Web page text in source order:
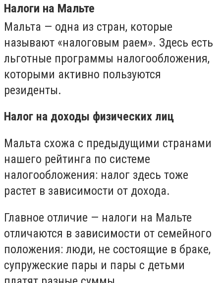
Налоги на Мальте
Мальта — одна из стран, которые
называют «налоговым раем». Здесь есть
льготные программы налогообложения,
которыми активно пользуются
резиденты.
Налог на доходы физических лиц
Мальта схожа с предыдущими странами
нашего рейтинга по системе
налогообложения: налог здесь тоже
растет в зависимости от дохода.
Главное отличие — налоги на Мальте
отличаются в зависимости от семейного
положения: люди, не состоящие в браке,
супружеские пары и пары с детьми